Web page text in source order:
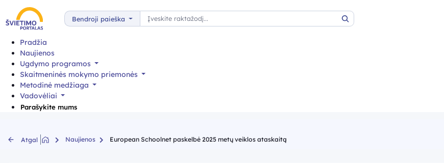
Bendroji paieška
Paieška
Paieška
Pradžia
Naujienos
Ugdymo programos
Skaitmeninės mokymo priemonės
Metodinė medžiaga
Vadovėliai
Parašykite mums
Atgal Naujienos European Schoolnet paskelbė 2025 metų veiklos ataskaitą